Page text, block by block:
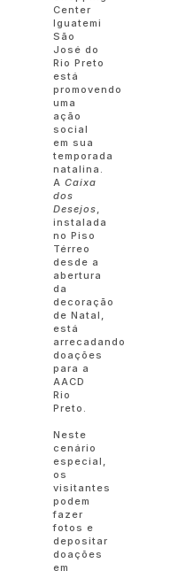
Center
Iguatemi
São
José do
Rio Preto
está
promovendo
uma
ação
social
em sua
temporada
natalina.
A Caixa
dos
Desejos,
instalada
no Piso
Térreo
desde a
abertura
da
decoração
de Natal,
está
arrecadando
doações
para a
AACD
Rio
Preto.
Neste
cenário
especial,
os
visitantes
podem
fazer
fotos e
depositar
doações
em